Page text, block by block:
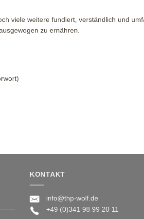
viele weitere fundiert, verständlich und
zu ernähren.
KONTAKT
info@thp-wolf.de
+49 (0)341 98 99 20 11